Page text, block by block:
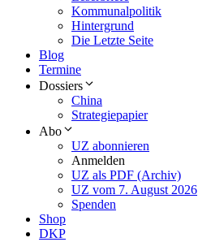
Kommunalpolitik
Hintergrund
Die Letzte Seite
Blog
Termine
Dossiers
China
Strategiepapier
Abo
UZ abonnieren
Anmelden
UZ als PDF (Archiv)
UZ vom 7. August 2026
Spenden
Shop
DKP